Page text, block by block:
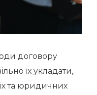
договору
їх укладати,
та юридичних